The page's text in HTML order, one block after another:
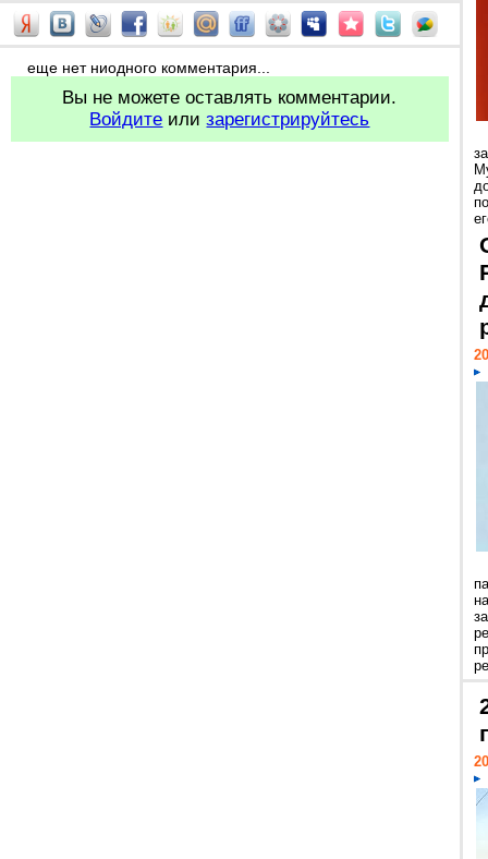
еще нет ниодного комментария...
Вы не можете оставлять комментарии.
Войдите илизарегистрируйтесь